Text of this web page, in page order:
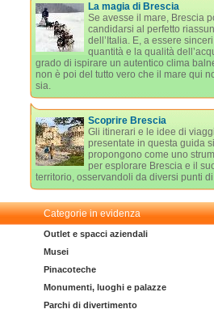
La magia di Brescia
Se avesse il mare, Brescia
candidarsi al perfetto
dell’Italia. E, a essere
quantità e la qualità
grado di ispirare un autentico clima
non è poi del tutto vero che il mare qui
sia.
Scoprire Brescia
Gli itinerari e le idee di
presentate in questa guida si
propongono come uno
per esplorare Brescia e il
territorio, osservandoli da diversi punti
Categorie in evidenza
Outlet e spacci aziendali
Musei
Pinacoteche
Monumenti, luoghi e palazze
Parchi di divertimento